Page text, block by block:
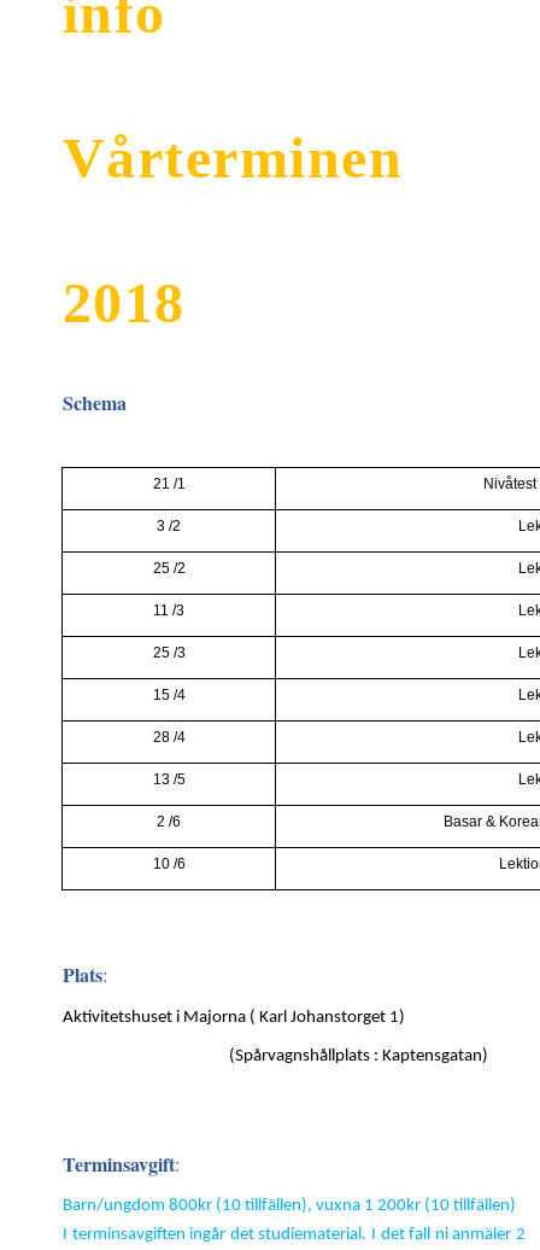
Vårterminen
2018
Schema
21 /1 Nivåtest
3 /2
25 /2
11 /3
25 /3
15 /4
28 /4
13 /5
2 /6 Basar &
10 /6
Plats:
Aktivitetshuset i Majorna ( Karl Johanstorget 1)
(Spårvagnshållplats : Kaptensgatan)
Terminsavgift:
Barn/ungdom 800kr (10 tillfällen), vuxna 1 200kr (10 tillfällen)
I terminsavgiften ingår det studiematerial. I det fall ni anmäler 2